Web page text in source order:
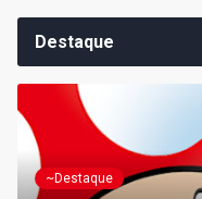
Destaque
~Destaque